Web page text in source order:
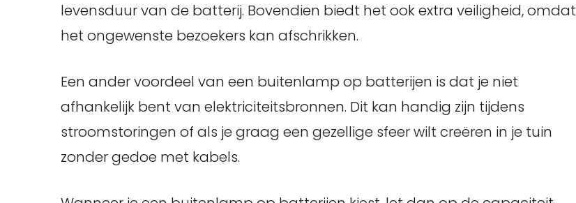
levensduur van de batterij. Bovendien biedt het ook extra veiligheid, omdat
het ongewenste bezoekers kan afschrikken.
Een ander voordeel van een buitenlamp op batterijen is dat je niet
afhankelijk bent van elektriciteitsbronnen. Dit kan handig zijn tijdens
stroomstoringen of als je graag een gezellige sfeer wilt creëren in je tuin
zonder gedoe met kabels.